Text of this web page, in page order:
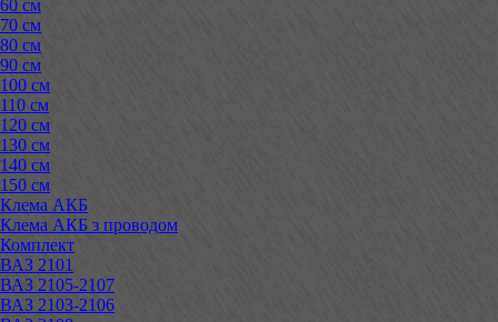
60 см
70 см
80 см
90 см
100 см
110 см
120 см
130 см
140 см
150 см
Клема АКБ
Клема АКБ з проводом
Комплект
ВАЗ 2101
ВАЗ 2105-2107
ВАЗ 2103-2106